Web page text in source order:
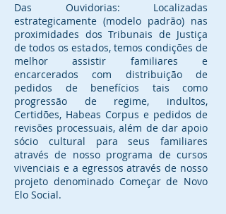
Das Ouvidorias: Localizadas
estrategicamente (modelo padrão) nas
proximidades dos Tribunais de Justiça
de todos os estados, temos condições de
melhor assistir familiares e
encarcerados com distribuição de
pedidos de benefícios tais como
progressão de regime, indultos,
Certidões, Habeas Corpus e pedidos de
revisões processuais, além de dar apoio
sócio cultural para seus familiares
através de nosso programa de cursos
vivenciais e a egressos através de nosso
projeto denominado Começar de Novo
Elo Social.